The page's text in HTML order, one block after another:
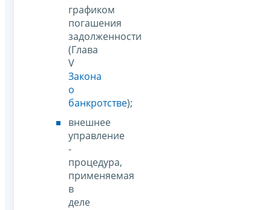
графиком
погашения
задолженности
(Глава
V
Закона
о
банкротстве);
внешнее
управление
-
процедура,
применяемая
в
деле